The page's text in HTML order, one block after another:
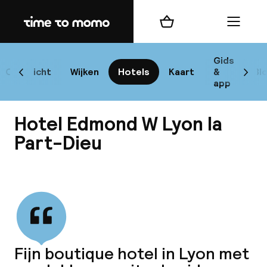
Home
Overzicht Wijken Hotels Kaart
Gids
&
app
Scroll naar links
Winkelmand Menu
Hotel Edmond W Lyon la
Part-Dieu
Fijn boutique hotel in Lyon met